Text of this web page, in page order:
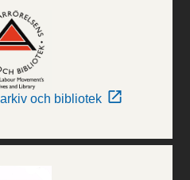
och bibliotek